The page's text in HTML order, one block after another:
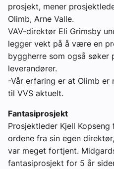
prosjekt, mener
Olimb, Arne Valle.
VAV-direktør Eli Grimsby
legger vekt på å være en
byggherre som også søker
leverandører.
-Vår erfaring er at Olimb
til VVS aktuelt.
Fantasiprosjekt
Prosjektleder Kjell
ordene fra sin egen
var meget fortjent.
fantasiprosjekt for 5 år